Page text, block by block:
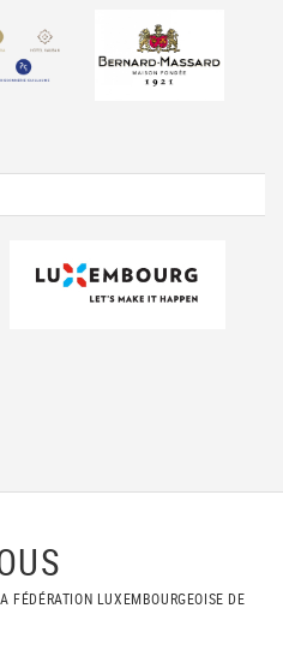
FÉDÉRATION LUXEMBOURGEOISE DE